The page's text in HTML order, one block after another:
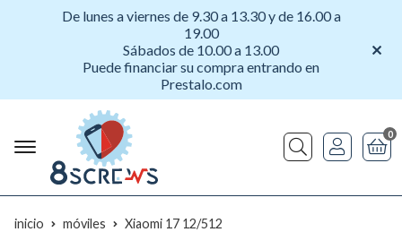
De lunes a viernes de 9.30 a 13.30 y de 16.00 a
19.00
Sábados de 10.00 a 13.00
Puede financiar su compra entrando en
Prestalo.com
Buscar
0
inicio móviles Xiaomi 17 12/512